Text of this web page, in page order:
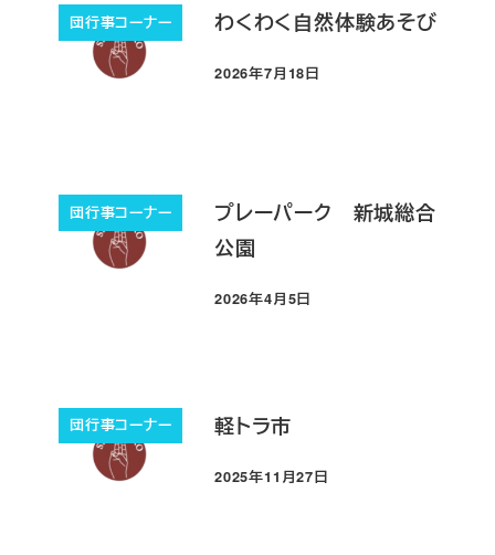
団行事コーナー わくわく自然体験あそび
投稿日
2026年7月18日
団行事コーナー
プレーパーク 新城総合
公園
投稿日
2026年4月5日
団行事コーナー 軽トラ市
投稿日
2025年11月27日